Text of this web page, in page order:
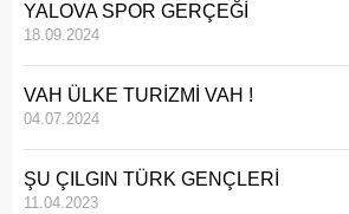
YALOVA SPOR GERÇEĞİ
18.09.2024
VAH ÜLKE TURİZMİ VAH !
04.07.2024
ŞU ÇILGIN TÜRK GENÇLERİ
11.04.2023